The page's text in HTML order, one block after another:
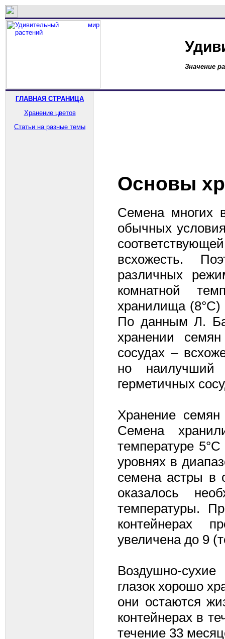
Значение
ГЛАВНАЯ СТРАНИЦА
Хранение цветов
Статьи на разные темы
Основы
Семена многих
обычных
всхожесть.
различных
комнатной
хранилища (8°С)
По данным Л.
хранении
сосудах –
но
герметичных
Хранение семян
Семена
температуре
уровнях в
семена астры в
оказалось
температуры.
контейнерах
увеличена до 9
Воздушно-
глазок хорошо
они остаются
контейнерах в
течение 33